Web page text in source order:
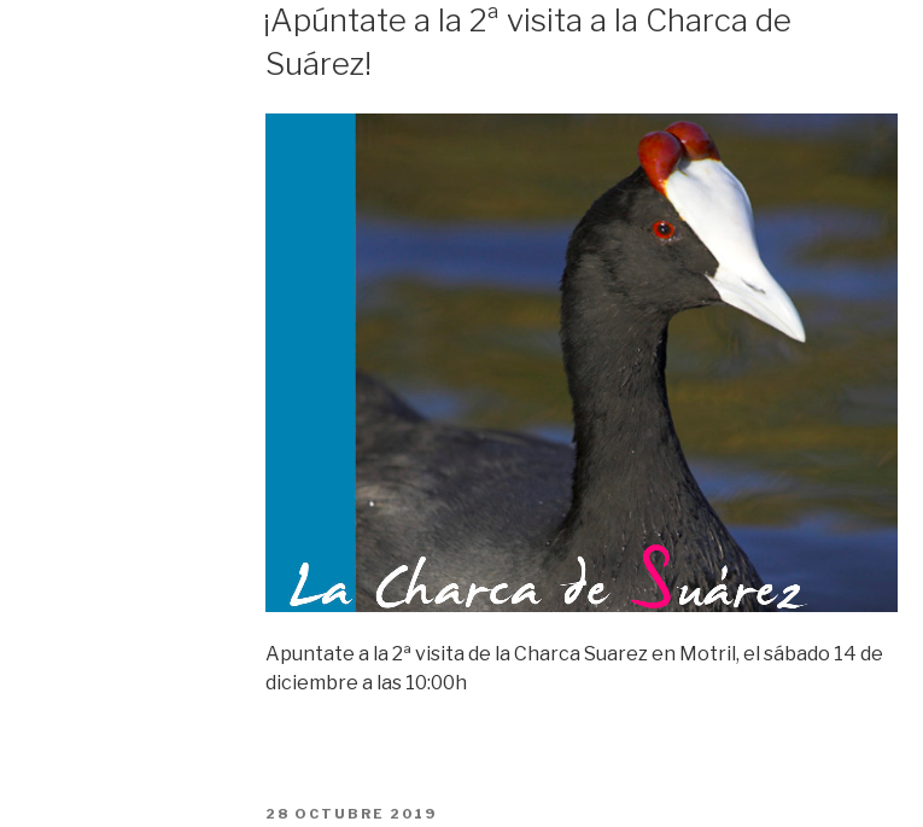
¡Apúntate a la 2ª visita a la Charca de
Suárez!
Apuntate a la 2ª visita de la Charca Suarez en Motril, el sábado 14 de
diciembre a las 10:00h
PUBLICADO
28 OCTUBRE 2019